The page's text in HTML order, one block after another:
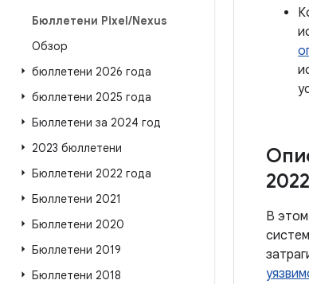
Бюллетени Pixel/Nexus
Обзор
бюллетени 2026 года
бюллетени 2025 года
Бюллетени за 2024 год
2023 бюллетени
Бюллетени 2022 года
Бюллетени 2021
Бюллетени 2020
Бюллетени 2019
Бюллетени 2018
В